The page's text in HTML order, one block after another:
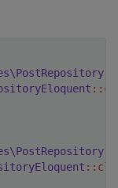
\PostRepository
::
\PostRepository
::